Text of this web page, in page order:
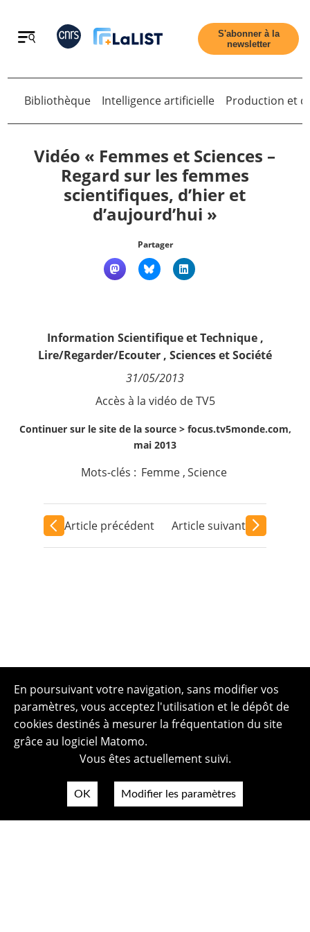
Retour
Qui sommes nous ?
Nous suivre
S'abonner à la
newsletter
Bibliothèque
Intelligence artificielle Production et
Vidéo « Femmes et Sciences –
Regard sur les femmes
scientifiques, d’hier et
d’aujourd’hui »
Partager
Information Scientifique et Technique,
Lire/Regarder/Ecouter , Sciences et Société
31/05/2013
Accès à la vidéo de TV5
Continuer sur le site de la source > focus.tv5monde.com,
mai 2013
Mots-clés : Femme ,Science
Article précédent Article suivant
En poursuivant votre navigation, sans modifier vos
paramètres, vous acceptez l'utilisation et le dépôt de
cookies destinés à mesurer la fréquentation du site
grâce au logiciel Matomo.
Vous êtes actuellement suivi.
OK Modifier les paramètres